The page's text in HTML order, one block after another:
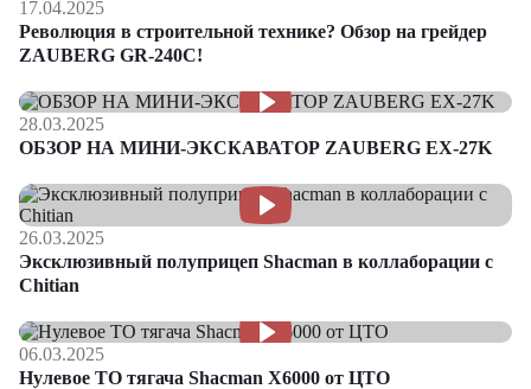
17.04.2025
Революция в строительной технике? Обзор на грейдер
ZAUBERG GR-240C!
28.03.2025
ОБЗОР НА МИНИ-ЭКСКАВАТОР ZAUBERG EX-27K
26.03.2025
Эксклюзивный полуприцеп Shacman в коллаборации с
Chitian
06.03.2025
Нулевое ТО тягача Shacman Х6000 от ЦТО